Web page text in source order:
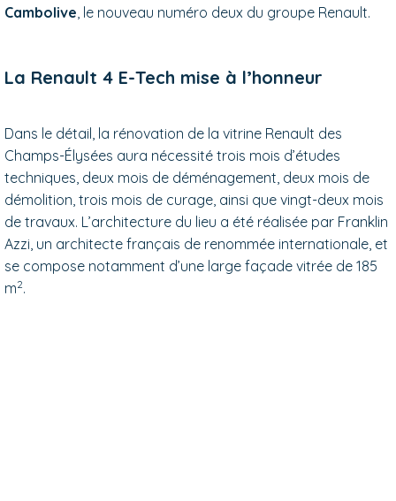
Cambolive , le nouveau numéro deux du groupe Renault.
La Renault 4 E-Tech mise à l’honneur
Dans le détail, la rénovation de la vitrine Renault des
Champs-Élysées aura nécessité trois mois d’études
techniques, deux mois de déménagement, deux mois de
démolition, trois mois de curage, ainsi que vingt-deux mois
de travaux. L’architecture du lieu a été réalisée par Franklin
Azzi, un architecte français de renommée internationale, et
se compose notamment d’une large façade vitrée de 185
m2.